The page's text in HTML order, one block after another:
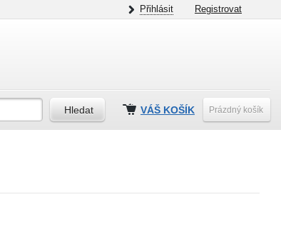
Přihlásit Registrovat
VÁŠ KOŠÍK Prázdný košík